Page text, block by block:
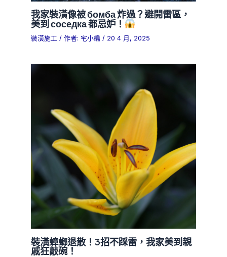
我家裝潢像被 бомба 炸過？避開雷區，
美到 соседка 都忌妒！
裝潢施工 / 作者: 宅小編 / 20 4 月, 2025
裝潢蟑螂退散！3招不踩雷，我家美到親
戚狂敲碗！